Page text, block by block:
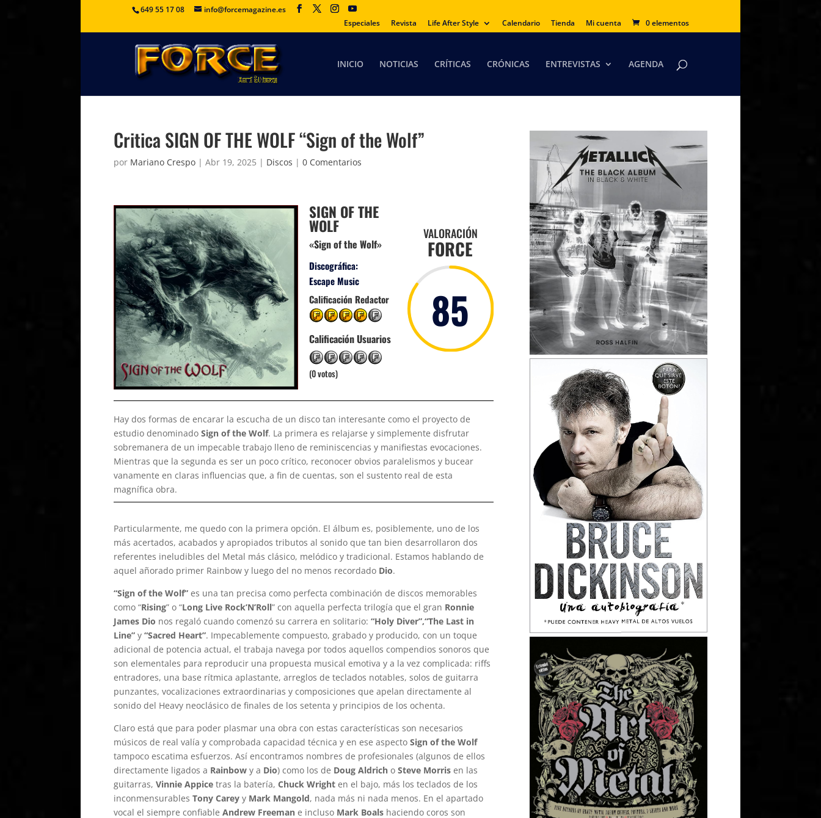
649 55 17 08
info@forcemagazine.es
Especiales
Revista Life After Style Calendario Tienda Mi cuenta 0 elementos
INICIO NOTICIAS CRÍTICAS CRÓNICAS ENTREVISTAS AGENDA
Critica SIGN OF THE WOLF “Sign of the Wolf”
por Mariano Crespo | Abr 19, 2025 | Discos | 0 Comentarios
SIGN OF THE
WOLF
«Sign of the Wolf»
Discográfica:
Escape Music
Calificación Redactor
Calificación Usuarios
(0 votos)
VALORACIÓN
FORCE
85
Hay dos formas de encarar la escucha de un disco tan interesante como el proyecto de
estudio denominado Sign of the Wolf. La primera es relajarse y simplemente disfrutar
sobremanera de un impecable trabajo lleno de reminiscencias y manifiestas evocaciones.
Mientras que la segunda es ser un poco crítico, reconocer obvios paralelismos y bucear
vanamente en claras influencias que, a fin de cuentas, son el sustento real de esta
magnífica obra.
Particularmente, me quedo con la primera opción. El álbum es, posiblemente, uno de los
más acertados, acabados y apropiados tributos al sonido que tan bien desarrollaron dos
referentes ineludibles del Metal más clásico, melódico y tradicional. Estamos hablando de
aquel añorado primer Rainbow y luego del no menos recordado Dio.
“Sign of the Wolf” es una tan precisa como perfecta combinación de discos memorables
como “Rising” o “Long Live Rock’N’Roll” con aquella perfecta trilogía que el gran Ronnie
James Dio nos regaló cuando comenzó su carrera en solitario: “Holy Diver”,“The Last in
Line” y “Sacred Heart”. Impecablemente compuesto, grabado y producido, con un toque
adicional de potencia actual, el trabaja navega por todos aquellos compendios sonoros que
son elementales para reproducir una propuesta musical emotiva y a la vez complicada: riffs
entradores, una base rítmica aplastante, arreglos de teclados notables, solos de guitarra
punzantes, vocalizaciones extraordinarias y composiciones que apelan directamente al
sonido del Heavy neoclásico de finales de los setenta y principios de los ochenta.
Claro está que para poder plasmar una obra con estas características son necesarios
músicos de real valía y comprobada capacidad técnica y en ese aspecto Sign of the Wolf
tampoco escatima esfuerzos. Así encontramos nombres de profesionales (algunos de ellos
directamente ligados a Rainbow y a Dio) como los de Doug Aldrich o Steve Morris en las
guitarras, Vinnie Appice tras la batería, Chuck Wright en el bajo, más los teclados de los
inconmensurables Tony Carey y Mark Mangold, nada más ni nada menos. En el apartado
vocal el siempre confiable Andrew Freeman e incluso Mark Boals haciendo coros son